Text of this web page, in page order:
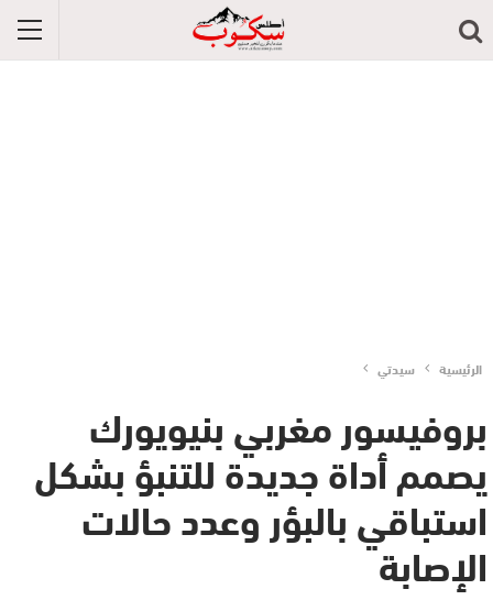
الرئيسية سيدتي
بروفيسور مغربي بنيويورك
يصمم أداة جديدة للتنبؤ بشكل
استباقي بالبؤر وعدد حالات
الإصابة